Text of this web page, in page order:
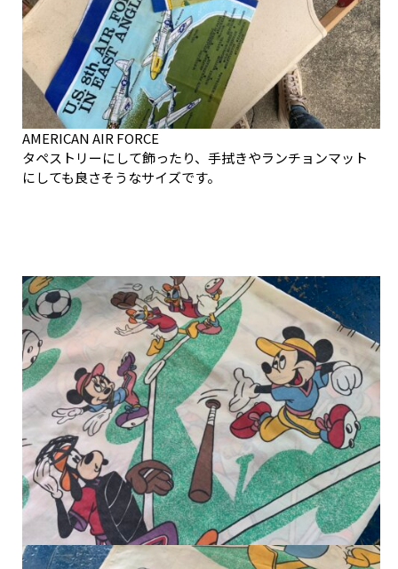
AMERICAN AIR FORCE
タペストリーにして飾ったり、手拭きやランチョンマット
にしても良さそうなサイズです。